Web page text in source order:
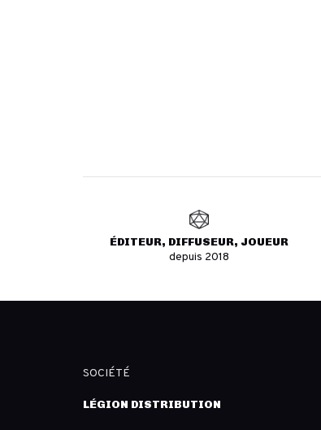
ÉDITEUR, DIFFUSEUR, JOUEUR
depuis 2018
SOCIÉTÉ
LÉGION DISTRIBUTION